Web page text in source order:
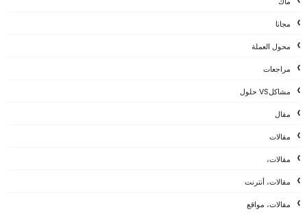
مجانا
محول العملة
مراجعات
مشاكلVS حلول
مقال
مقالات
مقالات،
مقالات، أنترنت
مقالات، مواقع